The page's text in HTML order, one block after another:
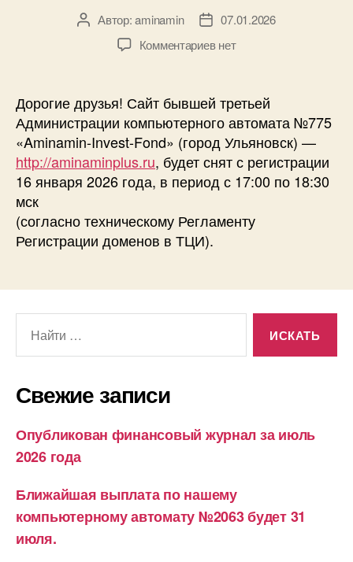
Автор
записи
Автор:aminamin
Дата07.01.2026
Комментариевк
бывшей
третьей
Администрации
БА
№775
из
будет
16
в
18:30
нет
Дорогие друзья! Сайт бывшей третьей
Администрации компьютерного автомата №775
«Aminamin-Invest-Fond» (город Ульяновск) —
http://aminaminplus.ru, будет снят с регистрации
16 января 2026 года, в период с 17:00 по 18:30
мск
(согласно техническому Регламенту
Регистрации доменов в ТЦИ).
Свежие записи
Опубликован финансовый журнал за июль
2026 года
Ближайшая выплата по нашему
компьютерному автомату №2063 будет 31
июля.